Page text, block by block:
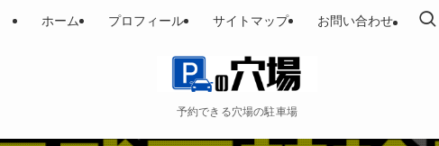
予約できる穴場の駐車場
ホーム プロフィール サイトマップ お問い合わせ